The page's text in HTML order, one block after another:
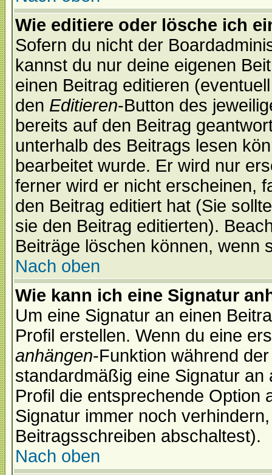
Wie editiere oder lösche ich
Sofern du nicht der
kannst du nur deine eigenen
einen Beitrag editieren
den Editieren-Button des
bereits auf den Beitrag
unterhalb des Beitrags lesen
bearbeitet wurde. Er wird nur
ferner wird er nicht erscheinen,
den Beitrag editiert hat (Sie
sie den Beitrag editierten).
Beiträge löschen können, wenn
Nach oben
Wie kann ich eine Signatur
Um eine Signatur an einen
Profil erstellen. Wenn du eine
anhängen-Funktion während
standardmäßig eine Signatur
Profil die entsprechende Option
Signatur immer noch
Beitragsschreiben abschaltest).
Nach oben